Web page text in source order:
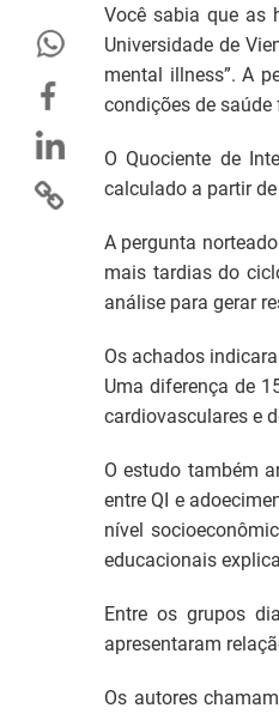
Você sabia que as
Universidade de
mental illness”. A
condições de
O Quociente de
calculado a partir
A pergunta
mais tardias do
análise para gerar
Os achados
Uma diferença de
cardiovasculares e
O estudo também
entre QI e
nível
educacionais
Entre os grupos
apresentaram
Os autores